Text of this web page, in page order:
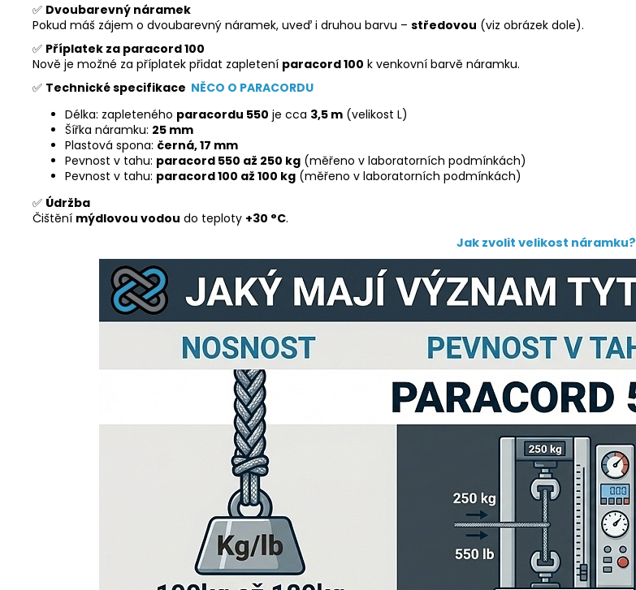
✅ Dvoubarevný náramek
Pokud máš zájem o dvoubarevný náramek, uveď i druhou barvu – středovou (viz obrázek dole).
✅ Příplatek za paracord 100
Nově je možné za příplatek přidat zapletení paracord 100 k venkovní barvě náramku.
✅ Technické specifikace NĚCO O PARACORDU
Délka: zapleteného paracordu 550 je cca 3,5 m (velikost L)
Šířka náramku: 25 mm
Plastová spona: černá, 17 mm
Pevnost v tahu: paracord 550 až 250 kg (měřeno v laboratorních podmínkách)
Pevnost v tahu: paracord 100 až 100 kg (měřeno v laboratorních podmínkách)
✅ Údržba
Čištění mýdlovou vodou do teploty +30 °C.
Jak zvolit velikost náramku?